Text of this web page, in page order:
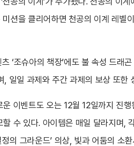
션을 클리어하면 천공의 이계 레벨
‘조슈아의 책장’에도 불 속성 드래
일일 과제와 주간 과제의 보상 또한
이벤트도 오는 12월 12일까지 진
할 수 있다. 아이템은 매일 달라지며
의 그라운드’ 의상, 빛과 어둠의 소